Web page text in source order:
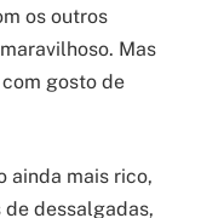
os outros
Mas
gosto de
ainda mais rico,
dessalgadas,